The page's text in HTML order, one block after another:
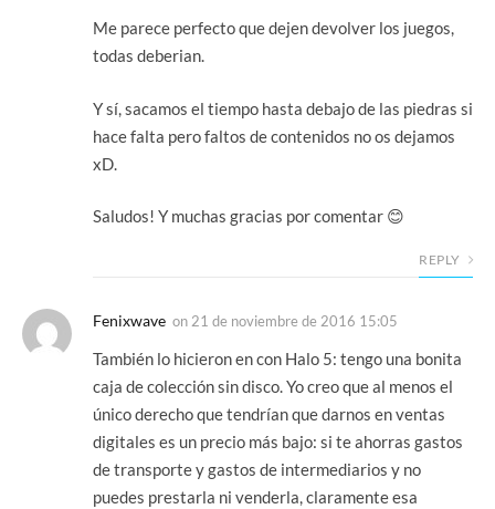
Me parece perfecto que dejen devolver los juegos,
todas deberian.
Y sí, sacamos el tiempo hasta debajo de las piedras si
hace falta pero faltos de contenidos no os dejamos
xD.
Saludos! Y muchas gracias por comentar 😊
REPLY
Fenixwave on 21 de noviembre de 2016 15:05
También lo hicieron en con Halo 5: tengo una bonita
caja de colección sin disco. Yo creo que al menos el
único derecho que tendrían que darnos en ventas
digitales es un precio más bajo: si te ahorras gastos
de transporte y gastos de intermediarios y no
puedes prestarla ni venderla, claramente esa